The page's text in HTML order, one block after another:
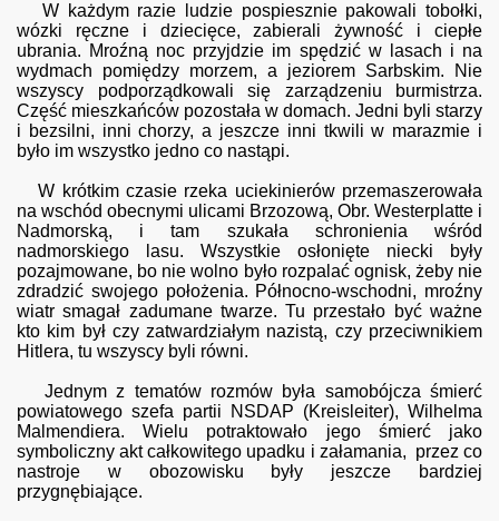
W każdym razie ludzie pospiesznie pakowali tobołki,
wózki ręczne i dziecięce, zabierali żywność i ciepłe
ubrania. Mroźną noc przyjdzie im spędzić w lasach i na
wydmach pomiędzy morzem, a jeziorem Sarbskim. Nie
wszyscy podporządkowali się zarządzeniu burmistrza.
Część mieszkańców pozostała w domach. Jedni byli starzy
i bezsilni, inni chorzy, a jeszcze inni tkwili w marazmie i
było im wszystko jedno co nastąpi.
W krótkim czasie rzeka uciekinierów przemaszerowała
na wschód obecnymi ulicami Brzozową, Obr. Westerplatte i
Nadmorską, i tam szukała schronienia wśród
nadmorskiego lasu. Wszystkie osłonięte niecki były
pozajmowane, bo nie wolno było rozpalać ognisk, żeby nie
zdradzić swojego położenia. Północno-wschodni, mroźny
wiatr smagał zadumane twarze. Tu przestało być ważne
kto kim był czy zatwardziałym nazistą, czy przeciwnikiem
Hitlera, tu wszyscy byli równi.
Jednym z tematów rozmów była samobójcza śmierć
powiatowego szefa partii NSDAP (Kreisleiter), Wilhelma
Malmendiera. Wielu potraktowało jego śmierć jako
symboliczny akt całkowitego upadku i załamania, przez co
nastroje w obozowisku były jeszcze bardziej
przygnębiające.